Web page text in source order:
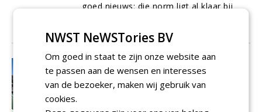
goed nieuws: die norm ligt al klaar bij
01-10-2016
10 sec
Verniewde accommodatie slaat brug
tussen top- en breedtesport
HC ‘s-Hertogenbosch is sinds 28 februari
NWST NeWSTories BV
Om goed in staat te zijn onze website aan
te passen aan de wensen en interesses
van de bezoeker, maken wij gebruik van
cookies.